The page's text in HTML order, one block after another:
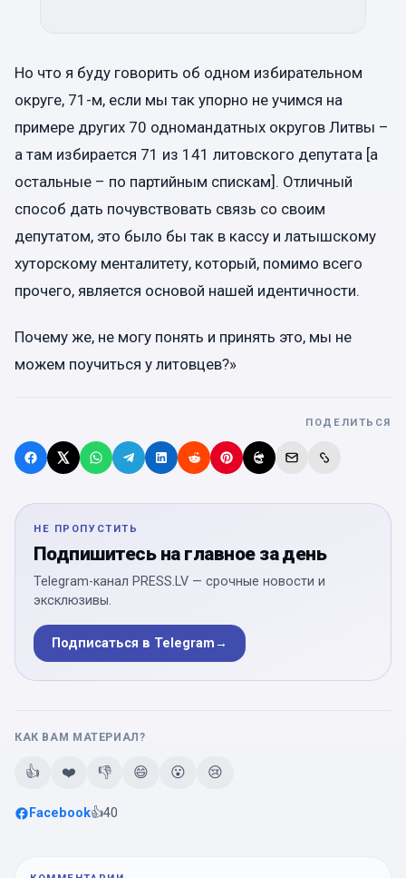
Но что я буду говорить об одном избирательном
округе, 71-м, если мы так упорно не учимся на
примере других 70 одномандатных округов Литвы –
а там избирается 71 из 141 литовского депутата [а
остальные – по партийным спискам]. Отличный
способ дать почувствовать связь со своим
депутатом, это было бы так в кассу и латышскому
хуторскому менталитету, который, помимо всего
прочего, является основой нашей идентичности.
Почему же, не могу понять и принять это, мы не
можем поучиться у литовцев?»
ПОДЕЛИТЬСЯ
НЕ ПРОПУСТИТЬ
Подпишитесь на главное за день
Telegram-канал PRESS.LV — срочные новости и
эксклюзивы.
Подписаться в Telegram→
КАК ВАМ МАТЕРИАЛ?
👍 ❤️ 👎 😄 😮 😢
Facebook👍40